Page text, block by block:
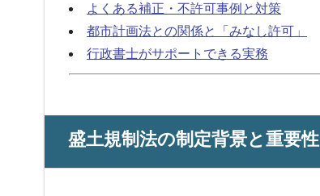
よくある補正・不許可事例と対策
都市計画法との関係と「みなし許可」
行政書士がサポートできる実務
盛土規制法の制定背景と重要性